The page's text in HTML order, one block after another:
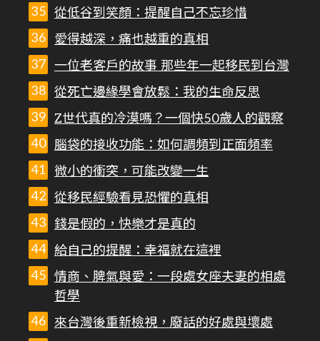
從低谷到笑顏：提醒自己不忘珍惜
愛得越深，痛也越重的真相
一位老客戶的故事 那些年一起移民到台灣
從死亡邊緣學會放鬆：我的生命反思
Z世代真的冷漠嗎？一個快50歲人的觀察
腦袋的接收功能：如何調頻到正面頻率
微小的衝突，可能改變一生
從移民經驗看見恐懼的真相
錢是假的，快樂才是真的
給自己的提醒：幸福就在這裡
情商、脾氣與愛：一段處女座夫妻的相處
哲學
來台灣後重新檢視，廢話的好處與壞處